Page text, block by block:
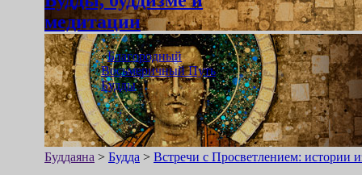
Буддаяна > Будда > Встречи с Просветлением: истории
медитации
«Благородный
Восьмеричный Путь
Будды»